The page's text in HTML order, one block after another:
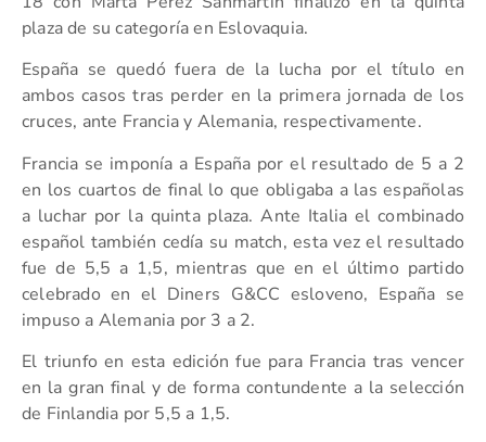
plaza de su categoría en Eslovaquia.
España se quedó fuera de la lucha por el título en
ambos casos tras perder en la primera jornada de los
cruces, ante Francia y Alemania, respectivamente.
Francia se imponía a España por el resultado de 5 a 2
en los cuartos de final lo que obligaba a las españolas
a luchar por la quinta plaza. Ante Italia el combinado
español también cedía su match, esta vez el resultado
fue de 5,5 a 1,5, mientras que en el último partido
celebrado en el Diners G&CC esloveno, España se
impuso a Alemania por 3 a 2.
El triunfo en esta edición fue para Francia tras vencer
en la gran final y de forma contundente a la selección
de Finlandia por 5,5 a 1,5.